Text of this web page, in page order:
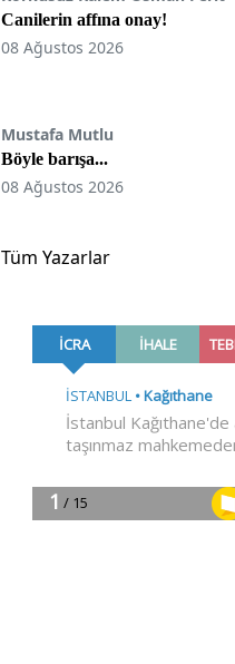
Canilerin affına onay!
08 Ağustos 2026
Mustafa Mutlu
Böyle barışa...
08 Ağustos 2026
Tüm Yazarlar